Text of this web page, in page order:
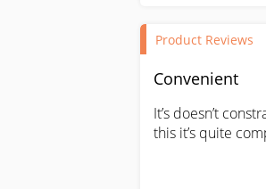
Product Reviews
Convenient
It’s doesn’t
this it’s quite